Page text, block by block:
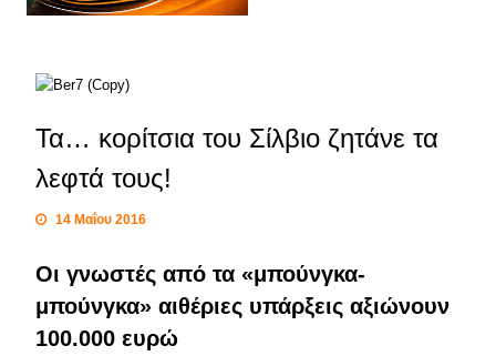
Τα… κορίτσια του Σίλβιο ζητάνε τα
λεφτά τους!
14 Μαΐου 2016
Οι γνωστές από τα «μπούνγκα-
μπούνγκα» αιθέριες υπάρξεις αξιώνουν
100.000 ευρώ